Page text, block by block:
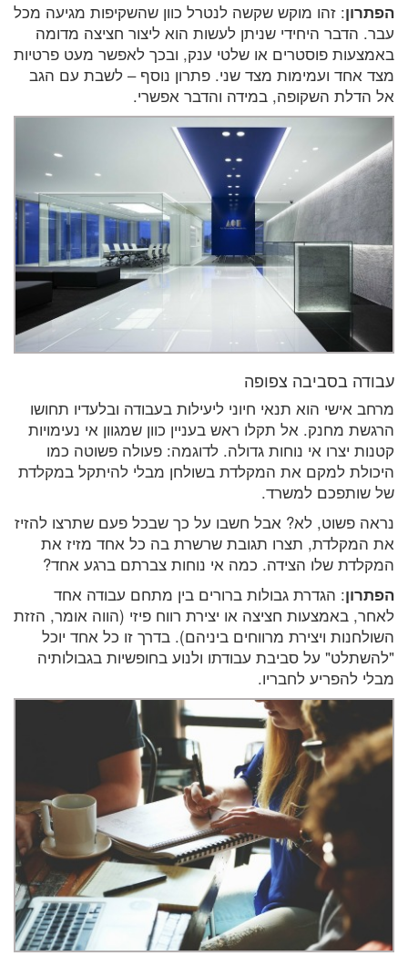
הפתרון: זהו מוקש שקשה לנטרל כוון שהשקיפות מגיעה מכל
עבר. הדבר היחידי שניתן לעשות הוא ליצור חציצה מדומה
באמצעות פוסטרים או שלטי ענק, ובכך לאפשר מעט פרטיות
מצד אחד ועמימות מצד שני. פתרון נוסף – לשבת עם הגב
אל הדלת השקופה, במידה והדבר אפשרי.
עבודה בסביבה צפופה
מרחב אישי הוא תנאי חיוני ליעילות בעבודה ובלעדיו תחושו
הרגשת מחנק. אל תקלו ראש בעניין כוון שמגוון אי נעימויות
קטנות יצרו אי נוחות גדולה. לדוגמה: פעולה פשוטה כמו
היכולת למקם את המקלדת בשולחן מבלי להיתקל במקלדת
של שותפכם למשרד.
נראה פשוט, לא? אבל חשבו על כך שבכל פעם שתרצו להזיז
את המקלדת, תצרו תגובת שרשרת בה כל אחד מזיז את
המקלדת שלו הצידה. כמה אי נוחות צברתם ברגע אחד?
הפתרון: הגדרת גבולות ברורים בין מתחם עבודה אחד
לאחר, באמצעות חציצה או יצירת רווח פיזי (הווה אומר, הזזת
השולחנות ויצירת מרווחים ביניהם). בדרך זו כל אחד יוכל
"להשתלט" על סביבת עבודתו ולנוע בחופשיות בגבולותיה
מבלי להפריע לחבריו.